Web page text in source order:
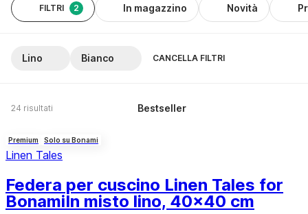
FILTRI 2 Novità
In magazzino
Lino Bianco CANCELLA FILTRI
24 risultati Bestseller
Premium Solo su Bonami
Linen Tales
Federa per cuscino Linen Tales for
BonamiIn misto lino, 40x40 cm